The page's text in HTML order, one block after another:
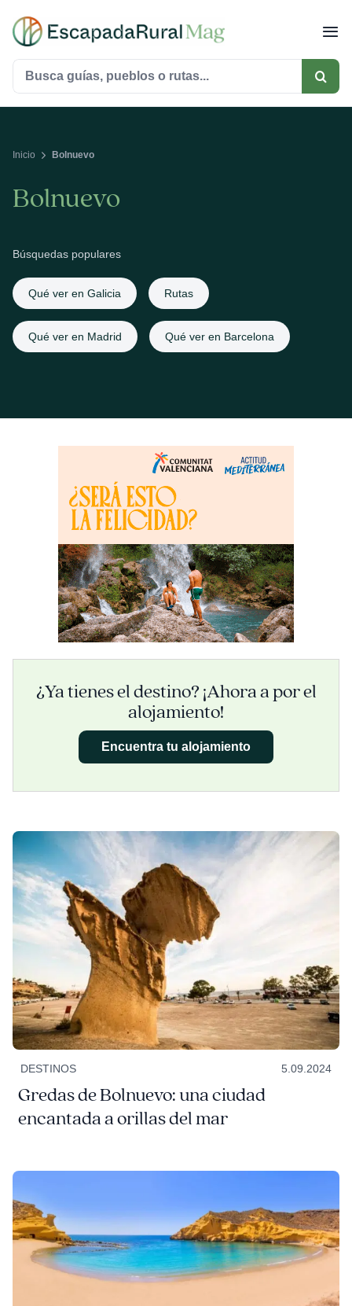
contenido
Buscar:
Inicio Bolnuevo
Bolnuevo
Búsquedas populares
Qué ver en Galicia Rutas
Qué ver en Madrid Qué ver en Barcelona
¿Ya tienes el destino? ¡Ahora a por el
alojamiento!
Encuentra tu alojamiento
DESTINOS 5.09.2024
Gredas de Bolnuevo: una ciudad
encantada a orillas del mar